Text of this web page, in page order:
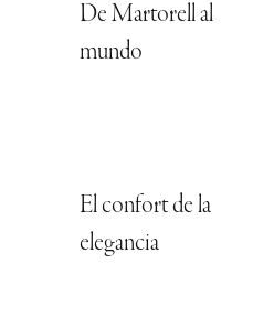
De Martorell al
mundo
El confort de la
elegancia